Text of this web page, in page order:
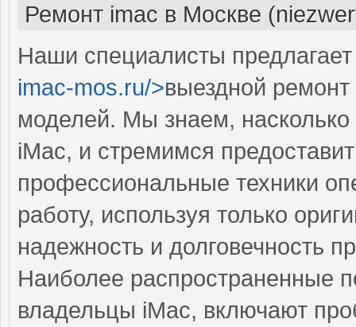
Ремонт imac в Москве
Наши специалисты
imac-mos.ru/>выездной
моделей. Мы знаем,
iMac, и стремимся
профессиональные техники
работу, используя только
надежность и долговечность
Наиболее распространенные
владельцы iMac, включают